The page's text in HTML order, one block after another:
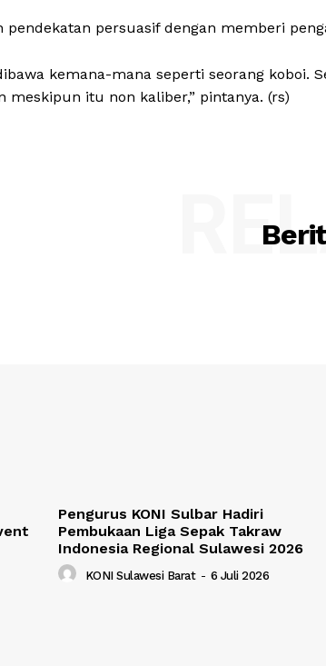
persuasif dengan memberi
kemana-mana seperti seorang koboi.
meskipun itu non kaliber,” pintanya. (rs)
Pengurus KONI Sulbar Hadiri
Pembukaan Liga Sepak Takraw
Indonesia Regional Sulawesi 2026
KONI Sulawesi Barat - 6 Juli 2026